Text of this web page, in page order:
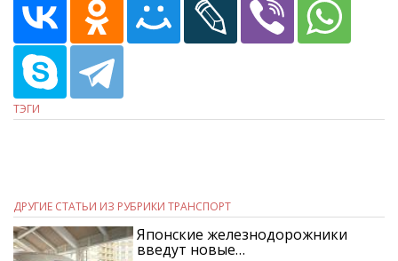
ТЭГИ
ДРУГИЕ СТАТЬИ ИЗ РУБРИКИ ТРАНСПОРТ
Японские железнодорожники
введут новые…